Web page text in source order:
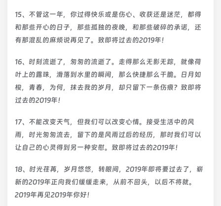
15、不管这一年，你过得快乐或是伤心、收获还是迷茫，都得
和那些开心的日子，那些孤独的夜晚，和那些破碎的承诺，还
有那混乱的麻烦说再见了。致即将过去的2019年！
16、时刻流逝了，匆匆的流逝了。走得那么无影无踪，就像荷
叶上的露珠，滑落到水里的瞬间，那么快捷那么干脆。日月如
梭，青春，为何，抹去我的岁月，却只留下一条伤痕？致即将
过去的2019年！
17、不能改变天气，但我们可以改变心情。接受生活中的风
雨，时光匆匆流去，留下的是风雨过后的经历，那时我们可以
让自己的心灵得到另一种安慰。致即将过去的2019年！
18、时光荏苒，岁月悠悠，转眼间，2019年即将要过去了，崭
新的2019年正向我们缓缓走来，从前不回头，以后不将就。
2019年再见2019年你好！